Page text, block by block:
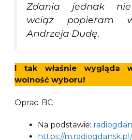
Zdania jednak
wciąż
Andrzeja
I tak właśnie wygląda
wolność wyboru!
Oprac. BC
Na podstawie:
https://